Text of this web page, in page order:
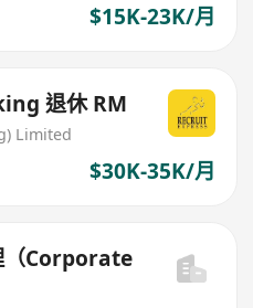
$15K-23K/月
退休 RM
Limited
$30K-35K/月
（Corporate